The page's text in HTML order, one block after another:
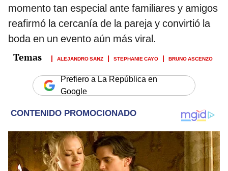
momento tan especial ante familiares y amigos
reafirmó la cercanía de la pareja y convirtió la
boda en un evento aún más viral.
ALEJANDRO SANZ STEPHANIE CAYO BRUNO ASCENZO
Prefiero a La República en
Google